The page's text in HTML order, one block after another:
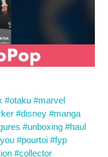
#otaku #marvel
#disney #manga
#unboxing #haul
#pourtoi #fyp
#collector